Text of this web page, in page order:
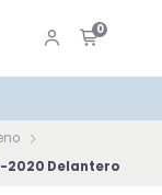
0
2020 Delantero